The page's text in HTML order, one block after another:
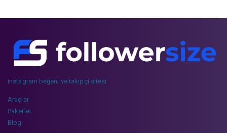
instagram beğeni ve takipçi sitesi
Araçlar
Paketler
Blog